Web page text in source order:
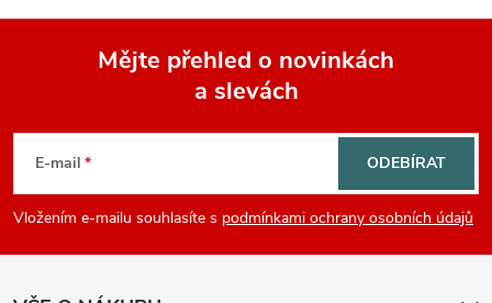
p
a
Mějte přehled o novinkách
a slevách
E-mail
Vložením e-mailu souhlasíte s podmínkami ochrany osobních údajů
ODEBÍRAT